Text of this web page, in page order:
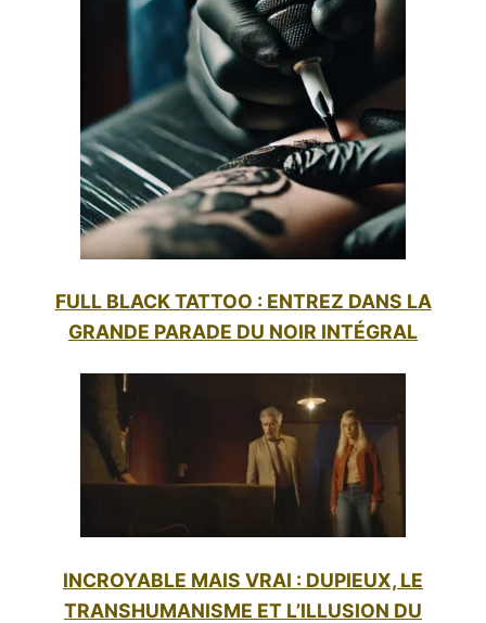
FULL BLACK TATTOO : ENTREZ DANS LA
GRANDE PARADE DU NOIR INTÉGRAL
INCROYABLE MAIS VRAI : DUPIEUX, LE
TRANSHUMANISME ET L’ILLUSION DU